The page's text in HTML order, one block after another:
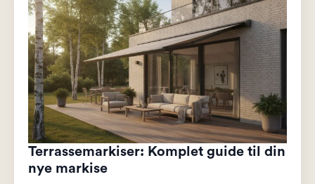
Terrassemarkiser: Komplet guide til din
nye markise